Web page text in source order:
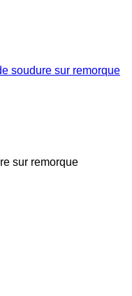
soudure sur remorque
sur remorque